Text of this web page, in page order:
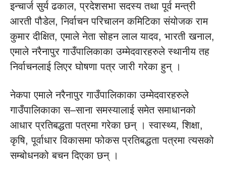
इन्चार्ज सुर्य ढकाल, प्रदेशसभा सदस्य तथा पूर्व मन्त्री
आरती पौडेल, निर्वाचन परिचालन कमिटिका संयोजक राम
कुमार दीक्षित, एमाले नेता सोहन लाल यादव, भारती खनाल,
एमाले नरैनापुर गाउँपालिकाका उम्मेदवारहरुले स्थानीय तह
निर्वाचनलाई लिएर घोषणा पत्र जारी गरेका हुन् ।
नेकपा एमाले नरैनापुर गाउँपालिकाका उम्मेदवारहरुले
गाउँपालिकाका स–साना समस्यालाई समेत समाधानको
आधार प्रतिबद्धता पत्रमा गरेका छन् । स्वास्थ्य, शिक्षा,
कृषि, पूर्वाधार विकासमा फोकस प्रतिबद्धता पत्रमा त्यसको
सम्बोधनको बचन दिएका छन् ।